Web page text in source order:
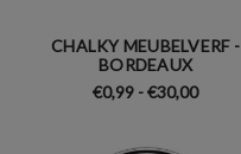
CHALKY MEUBELVERF -
BORDEAUX
€0,99 - €30,00